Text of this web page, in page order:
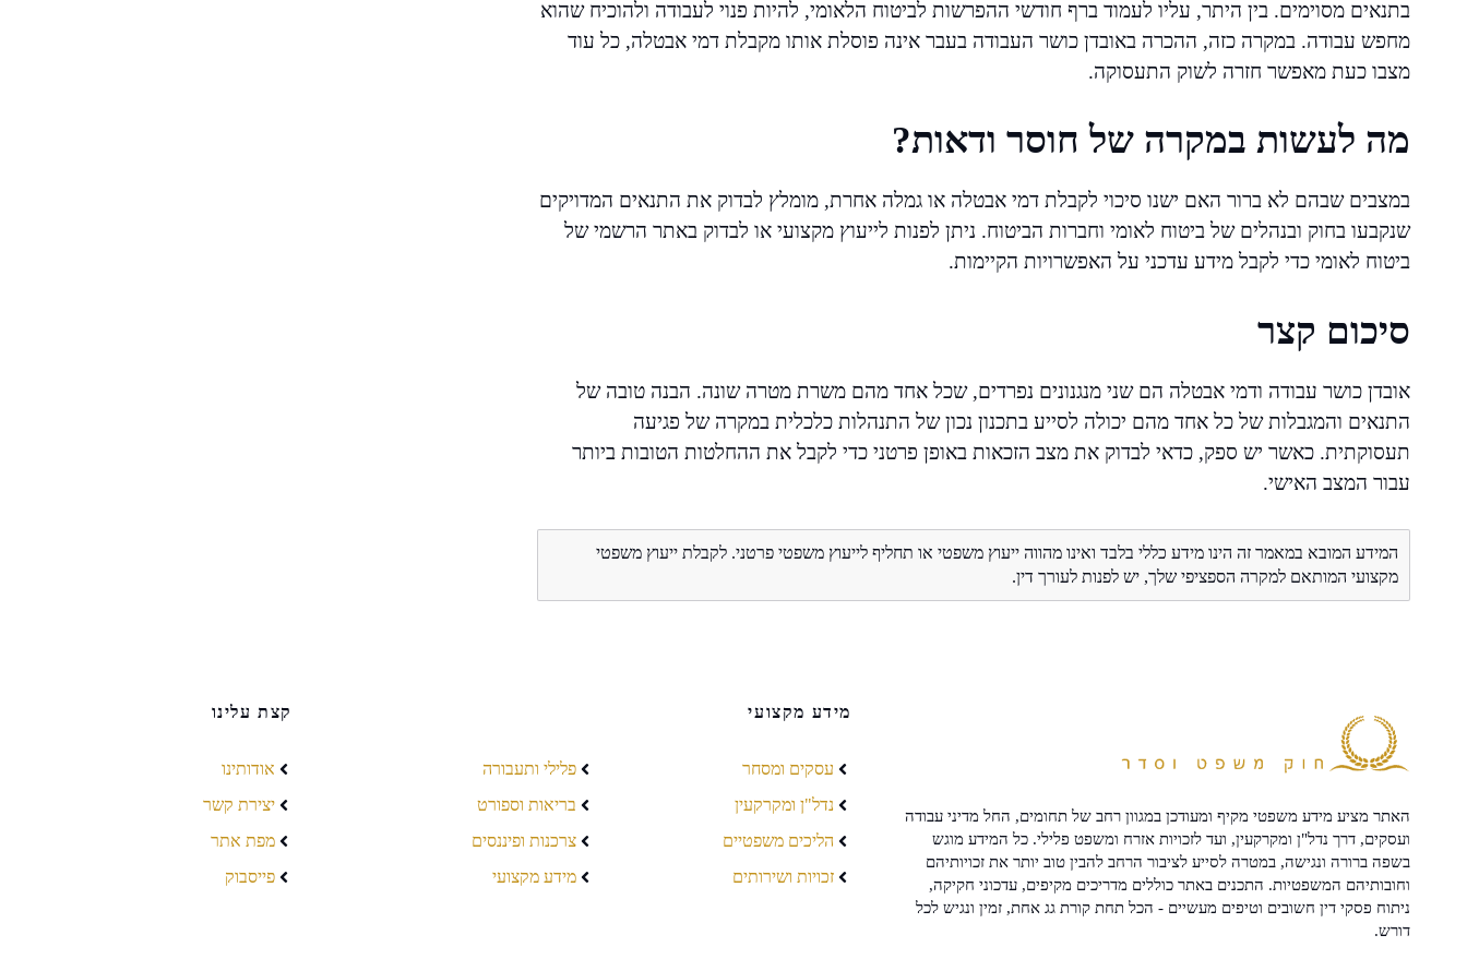
בתנאים מסוימים. בין היתר, עליו לעמוד ברף חודשי ההפרשות לביטוח הלאומי, להיות פנוי לעבודה ולהוכיח שהוא
מחפש עבודה. במקרה כזה, ההכרה באובדן כושר העבודה בעבר אינה פוסלת אותו מקבלת דמי אבטלה, כל עוד
מצבו כעת מאפשר חזרה לשוק התעסוקה.
מה לעשות במקרה של חוסר ודאות?
במצבים שבהם לא ברור האם ישנו סיכוי לקבלת דמי אבטלה או גמלה אחרת, מומלץ לבדוק את התנאים המדויקים
שנקבעו בחוק ובנהלים של ביטוח לאומי וחברות הביטוח. ניתן לפנות לייעוץ מקצועי או לבדוק באתר הרשמי של
ביטוח לאומי כדי לקבל מידע עדכני על האפשרויות הקיימות.
סיכום קצר
אובדן כושר עבודה ודמי אבטלה הם שני מנגנונים נפרדים, שכל אחד מהם משרת מטרה שונה. הבנה טובה של
התנאים והמגבלות של כל אחד מהם יכולה לסייע בתכנון נכון של התנהלות כלכלית במקרה של פגיעה
תעסוקתית. כאשר יש ספק, כדאי לבדוק את מצב הזכאות באופן פרטני כדי לקבל את ההחלטות הטובות ביותר
עבור המצב האישי.
המידע המובא במאמר זה הינו מידע כללי בלבד ואינו מהווה ייעוץ משפטי או תחליף לייעוץ משפטי פרטני. לקבלת ייעוץ משפטי
מקצועי המותאם למקרה הספציפי שלך, יש לפנות לעורך דין.
האתר מציע מידע משפטי מקיף ומעודכן במגוון רחב של תחומים, החל מדיני עבודה
ועסקים, דרך נדל"ן ומקרקעין, ועד לזכויות אזרח ומשפט פלילי. כל המידע מוגש
בשפה ברורה ונגישה, במטרה לסייע לציבור הרחב להבין טוב יותר את זכויותיהם
וחובותיהם המשפטיות. התכנים באתר כוללים מדריכים מקיפים, עדכוני חקיקה,
ניתוח פסקי דין חשובים וטיפים מעשיים - הכל תחת קורת גג אחת, זמין ונגיש לכל
דורש.
מידע מקצועי
עסקים ומסחר
נדל"ן ומקרקעין
הליכים משפטיים
זכויות ושירותים
פלילי ותעבורה
בריאות וספורט
צרכנות ופיננסים
מידע מקצועי
קצת עלינו
אודותינו
יצירת קשר
מפת אתר
פייסבוק